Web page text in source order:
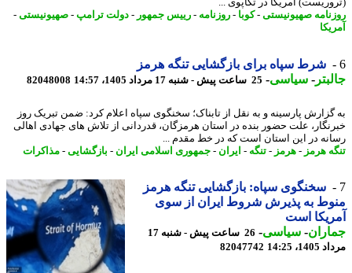
آمریکا در تکاپوی ...
صهیونیستی-کوبا-روزنامه -رییس جمهور-دولت ترامپ -صهیونیستی-
شرط سپاه برای بازگشایی تنگه هرمز
-سیاسی-25 ساعت پیش - شنبه 17 مرداد 1405، 14:57 82048008
پارسینه و به نقل از تابناک؛ سخنگوی سپاه اعلام کرد: ضمن تبریک روز
علت حضور بنده در استان هرمزگان، قدردانی از تلاش های جهادی اهالی
در این استان است که در خط مقدم ...
هرمز- هرمز- تنگه -ایران - جمهوری اسلامی ایران - بازگشایی-مذاکرات
سخنگوی سپاه: بازگشایی تنگه هرمز
به پذیرش شروط ایران از سوی
است
- سیاسی-
26 ساعت پیش - شنبه 17
14:25
82047742